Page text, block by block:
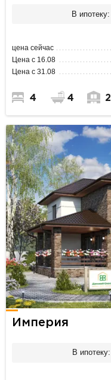
В ипотеку:
цена сейчас
Цена с 16.08
Цена с 31.08
4 4 2
Империя
В ипотеку: